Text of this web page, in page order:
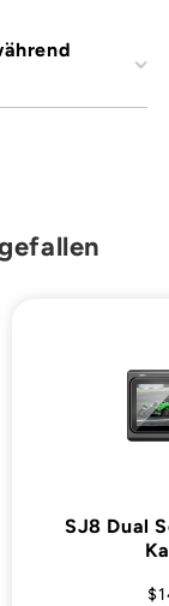
SJ8 Dual